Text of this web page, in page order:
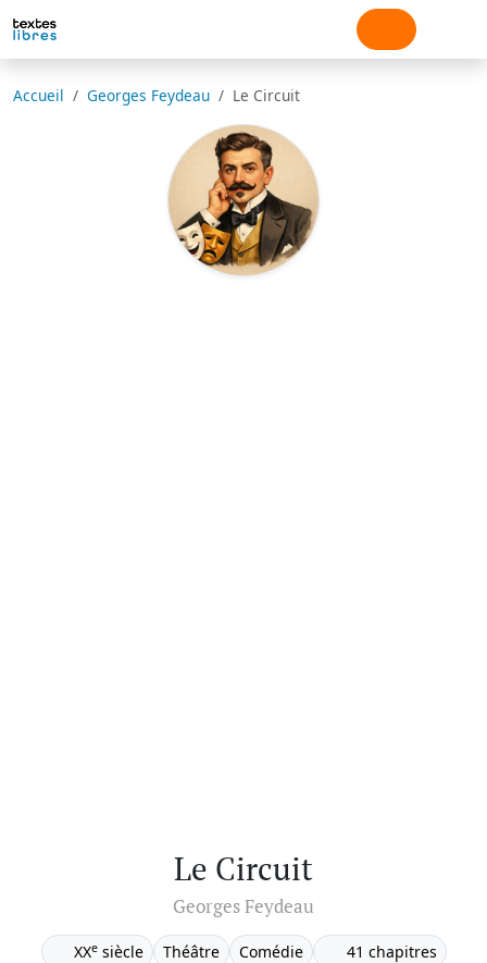
Accueil Georges Feydeau Le Circuit
Le Circuit
Georges Feydeau
XXe siècle Théâtre Comédie 41 chapitres